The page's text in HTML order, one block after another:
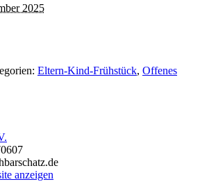
2025
Eltern-Kind-Frühstück, Offenes
anzeigen